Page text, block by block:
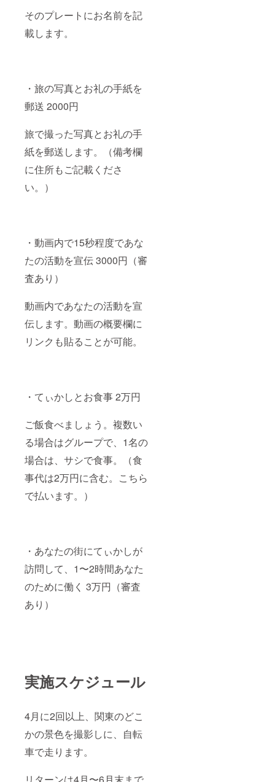
そのプレートにお名前を記
載します。
・旅の写真とお礼の手紙を
郵送 2000円
旅で撮った写真とお礼の手
紙を郵送します。（備考欄
に住所もご記載くださ
い。）
・動画内で15秒程度であな
たの活動を宣伝 3000円（審
査あり）
動画内であなたの活動を宣
伝します。動画の概要欄に
リンクも貼ることが可能。
・てぃかしとお食事 2万円
ご飯食べましょう。複数い
る場合はグループで、1名の
場合は、サシで食事。（食
事代は2万円に含む。こちら
で払います。）
・あなたの街にてぃかしが
訪問して、1〜2時間あなた
のために働く 3万円（審査
あり）
実施スケジュール
4月に2回以上、関東のどこ
かの景色を撮影しに、自転
車で走ります。
リターンは4月〜6月末まで